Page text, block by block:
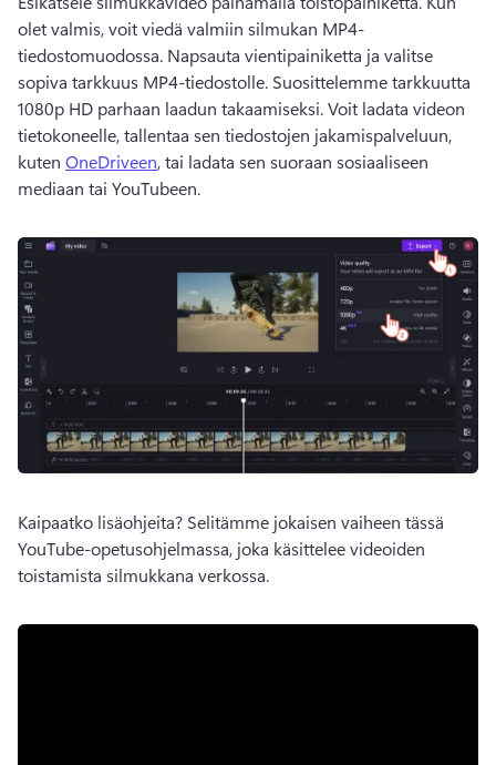
olet valmis, voit viedä valmiin silmukan MP4-
tiedostomuodossa. Napsauta vientipainiketta ja valitse
sopiva tarkkuus MP4-tiedostolle. Suosittelemme tarkkuutta
1080p HD parhaan laadun takaamiseksi. Voit ladata videon
tietokoneelle, tallentaa sen tiedostojen jakamispalveluun,
kuten OneDriveen, tai ladata sen suoraan sosiaaliseen
mediaan tai YouTubeen.
Kaipaatko lisäohjeita? Selitämme jokaisen vaiheen tässä
YouTube-opetusohjelmassa, joka käsittelee videoiden
toistamista silmukkana verkossa.